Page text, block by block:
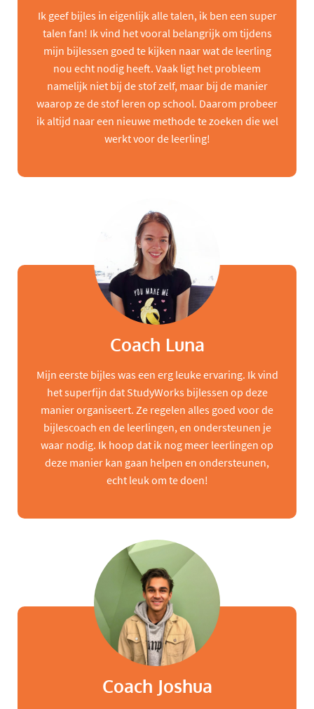
Ik geef bijles in eigenlijk alle talen, ik ben een super
talen fan! Ik vind het vooral belangrijk om tijdens
mijn bijlessen goed te kijken naar wat de leerling
nou echt nodig heeft. Vaak ligt het probleem
namelijk niet bij de stof zelf, maar bij de manier
waarop ze de stof leren op school. Daarom probeer
ik altijd naar een nieuwe methode te zoeken die wel
werkt voor de leerling!
Coach Luna
Mijn eerste bijles was een erg leuke ervaring. Ik vind
het superfijn dat StudyWorks bijlessen op deze
manier organiseert. Ze regelen alles goed voor de
bijlescoach en de leerlingen, en ondersteunen je
waar nodig. Ik hoop dat ik nog meer leerlingen op
deze manier kan gaan helpen en ondersteunen,
echt leuk om te doen!
Coach Joshua